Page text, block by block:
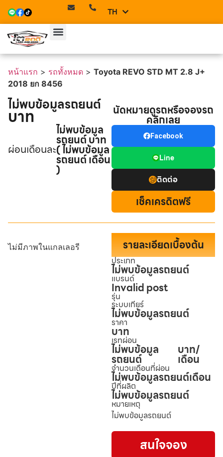
TH
EN
หน้าแรก > รถทั้งหมด > Toyota REVO STD MT 2.8 J+
2018 ยก 8456
ไม่พบข้อมูลรถยนต์
บาท
ผ่อนเดือนละ
ไม่พบข้อมูล
รถยนต์ บาท
( ไม่พบข้อมูล
รถยนต์ เดือน
)
นัดหมายดูรถหรือจองรถ
คลิกเลย
Facebook
Line
ติดต่อ
เช็คเครดิตฟรี
ไม่มีภาพในแกลเลอรี รายละเอียดเบื้องต้น
ประเภท
ไม่พบข้อมูลรถยนต์
แบรนด์
Invalid post
รุ่น
ระบบเกียร์
ไม่พบข้อมูลรถยนต์
ราคา
บาท
เรทผ่อน
ไม่พบข้อมูล
รถยนต์
บาท/
เดือน
จำนวนเดือนที่ผ่อน
ไม่พบข้อมูลรถยนต์เดือน
ปีที่ผลิต
ไม่พบข้อมูลรถยนต์
หมายเหตุ
ไม่พบข้อมูลรถยนต์
สนใจจอง